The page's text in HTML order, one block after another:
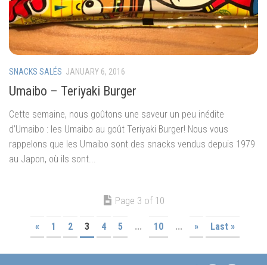
SNACKS SALÉS JANUARY 6, 2016
Umaibo – Teriyaki Burger
Cette semaine, nous goûtons une saveur un peu inédite
d’Umaibo : les Umaibo au goût Teriyaki Burger! Nous vous
rappelons que les Umaibo sont des snacks vendus depuis 1979
au Japon, où ils sont...
Page 3 of 10
« 1 2 3 4 5 ... 10 ... » Last »